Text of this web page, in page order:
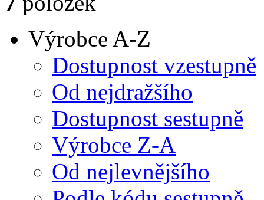
Výrobce A-Z
Dostupnost vzestupně
Od nejdražšího
Dostupnost sestupně
Výrobce Z-A
Od nejlevnějšího